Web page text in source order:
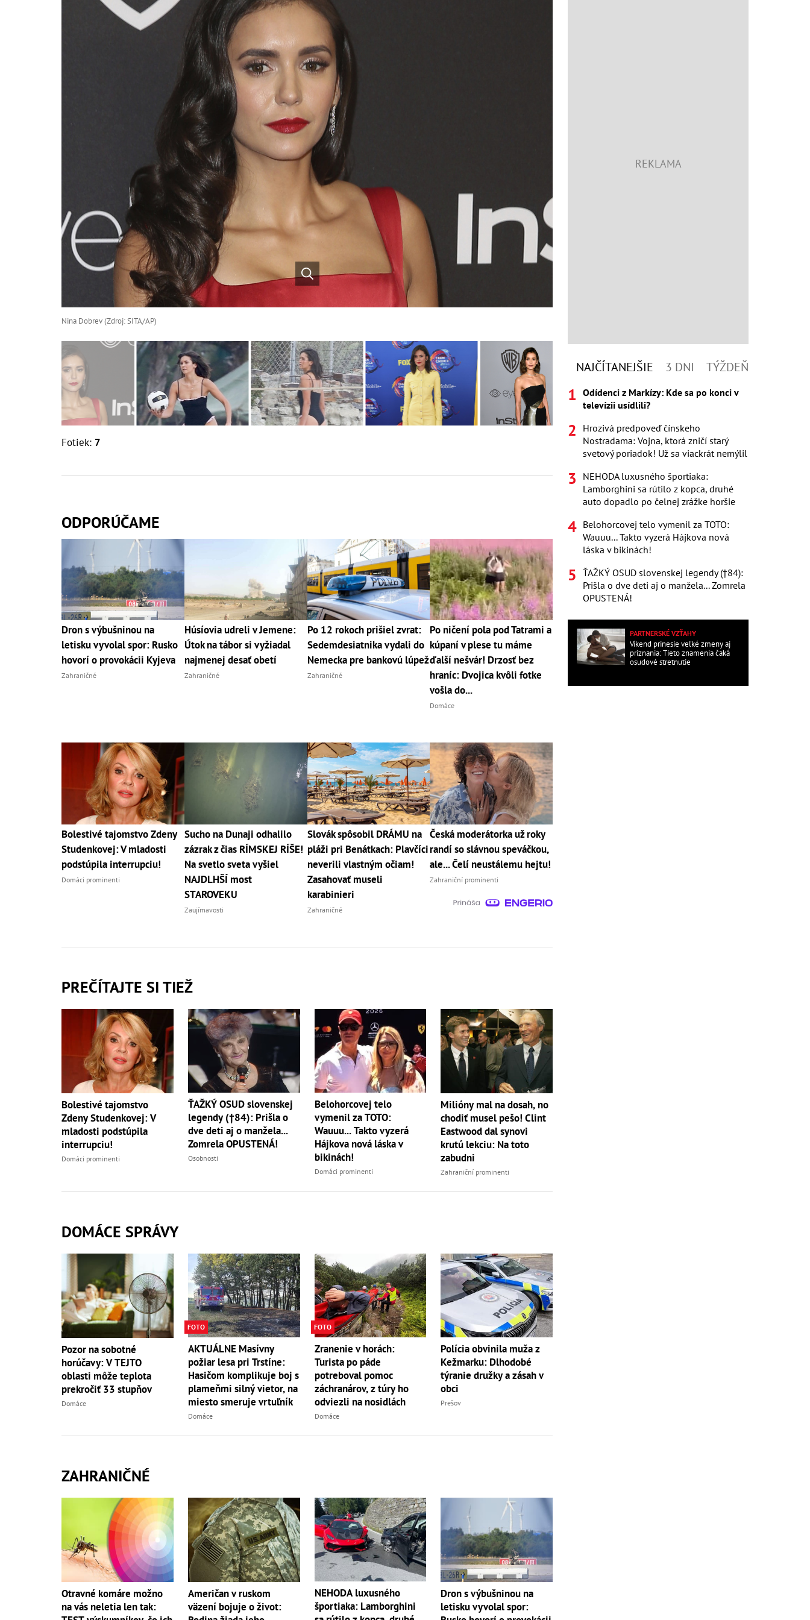
Nina Dobrev (Zdroj: SITA/AP)
Fotiek: 7
ODPORÚČAME
Dron s výbušninou na
letisku vyvolal spor: Rusko
hovorí o provokácii Kyjeva
Zahraničné
Húsíovia udreli v Jemene:
Útok na tábor si vyžiadal
najmenej desať obetí
Zahraničné
Po 12 rokoch prišiel zvrat:
Sedemdesiatnika vydali do
Nemecka pre bankovú lúpež
Zahraničné
Po ničení pola pod Tatrami a
kúpaní v plese tu máme
ďalší nešvár! Drzosť bez
hraníc: Dvojica kvôli fotke
vošla do...
Domáce
Bolestivé tajomstvo Zdeny
Studenkovej: V mladosti
podstúpila interrupciu!
Domáci prominenti
Sucho na Dunaji odhalilo
zázrak z čias RÍMSKEJ RÍŠE!
Na svetlo sveta vyšiel
NAJDLHŠÍ most
STAROVEKU
Zaujímavosti
Slovák spôsobil DRÁMU na
pláži pri Benátkach: Plavčíci
neverili vlastným očiam!
Zasahovať museli
karabinieri
Zahraničné
Česká moderátorka už roky
randí so slávnou speváčkou,
ale... Čelí neustálemu hejtu!
Zahraniční prominenti
PREČÍTAJTE SI TIEŽ
Bolestivé tajomstvo
Zdeny Studenkovej: V
mladosti podstúpila
interrupciu!
Domáci prominenti
ŤAŽKÝ OSUD slovenskej
legendy (†84): Prišla o
dve deti aj o manžela...
Zomrela OPUSTENÁ!
Osobnosti
Belohorcovej telo
vymenil za TOTO:
Wauuu... Takto vyzerá
Hájkova nová láska v
bikinách!
Domáci prominenti
Milióny mal na dosah, no
chodiť musel pešo! Clint
Eastwood dal synovi
krutú lekciu: Na toto
zabudni
Zahraniční prominenti
DOMÁCE SPRÁVY
Pozor na sobotné
horúčavy: V TEJTO
oblasti môže teplota
prekročiť 33 stupňov
Domáce
FOTO
AKTUÁLNE Masívny
požiar lesa pri Trstíne:
Hasičom komplikuje boj s
plameňmi silný vietor, na
miesto smeruje vrtuľník
Domáce
FOTO
Zranenie v horách:
Turista po páde
potreboval pomoc
záchranárov, z túry ho
odviezli na nosidlách
Domáce
Polícia obvinila muža z
Kežmarku: Dlhodobé
týranie družky a zásah v
obci
Prešov
ZAHRANIČNÉ
Otravné komáre možno
na vás neletia len tak:
Američan v ruskom
väzení bojuje o život:
NEHODA luxusného
športiaka: Lamborghini
Dron s výbušninou na
letisku vyvolal spor:
NAJČÍTANEJŠIE 3 DNI TÝŽDEŇ
Odídenci z Markízy: Kde sa po konci v
televízii usídlili?
Hrozivá predpoveď čínskeho
Nostradama: Vojna, ktorá zničí starý
svetový poriadok! Už sa viackrát nemýlil
NEHODA luxusného športiaka:
Lamborghini sa rútilo z kopca, druhé
auto dopadlo po čelnej zrážke horšie
Belohorcovej telo vymenil za TOTO:
Wauuu... Takto vyzerá Hájkova nová
láska v bikinách!
ŤAŽKÝ OSUD slovenskej legendy (†84):
Prišla o dve deti aj o manžela... Zomrela
OPUSTENÁ!
PARTNERSKÉ VZŤAHY
Víkend prinesie veľké zmeny aj
priznania: Tieto znamenia čaká
osudové stretnutie